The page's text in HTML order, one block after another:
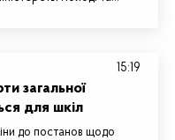
загальної
для шкіл
до постанов щодо
15:19